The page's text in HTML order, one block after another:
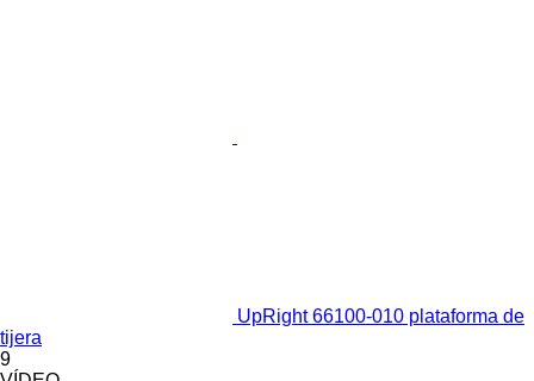
UpRight 66100-010 plataforma de
tijera
9